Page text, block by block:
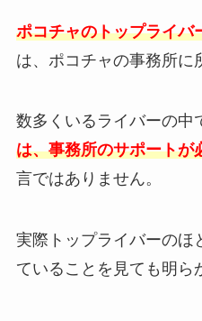
ポコチャのトップライバ
は、ポコチャの事務所に
数多くいるライバーの中
は、事務所のサポートが
言ではありません。
実際トップライバーのほ
ていることを見ても明ら